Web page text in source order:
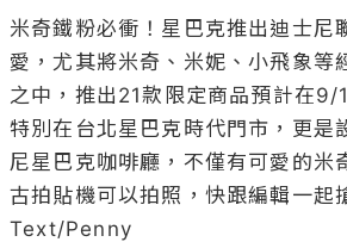
米奇鐵粉必衝！星巴克推出迪士尼
愛，尤其將米奇、米妮、小飛象等
之中，推出21款限定商品預計在9/
特別在台北星巴克時代門市，更是
尼星巴克咖啡廳，不僅有可愛的米
古拍貼機可以拍照，快跟編輯一起
Text/Penny